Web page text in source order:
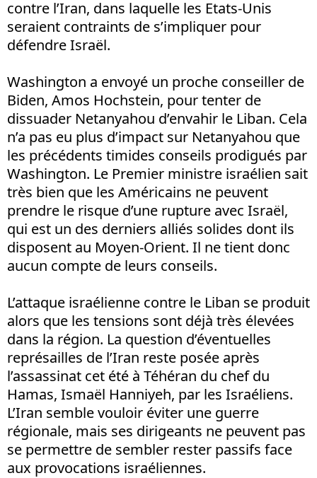
contre l’Iran, dans laquelle les Etats-Unis
seraient contraints de s’impliquer pour
défendre Israël.
Washington a envoyé un proche conseiller de
Biden, Amos Hochstein, pour tenter de
dissuader Netanyahou d’envahir le Liban. Cela
n’a pas eu plus d’impact sur Netanyahou que
les précédents timides conseils prodigués par
Washington. Le Premier ministre israélien sait
très bien que les Américains ne peuvent
prendre le risque d’une rupture avec Israël,
qui est un des derniers alliés solides dont ils
disposent au Moyen-Orient. Il ne tient donc
aucun compte de leurs conseils.
L’attaque israélienne contre le Liban se produit
alors que les tensions sont déjà très élevées
dans la région. La question d’éventuelles
représailles de l’Iran reste posée après
l’assassinat cet été à Téhéran du chef du
Hamas, Ismaël Hanniyeh, par les Israéliens.
L’Iran semble vouloir éviter une guerre
régionale, mais ses dirigeants ne peuvent pas
se permettre de sembler rester passifs face
aux provocations israéliennes.